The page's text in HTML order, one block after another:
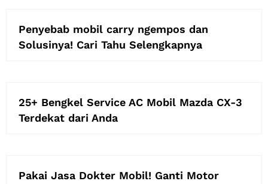
Penyebab mobil carry ngempos dan
Solusinya! Cari Tahu Selengkapnya
25+ Bengkel Service AC Mobil Mazda CX-3
Terdekat dari Anda
Pakai Jasa Dokter Mobil! Ganti Motor